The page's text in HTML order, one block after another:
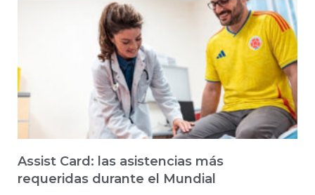
Assist Card: las asistencias más
requeridas durante el Mundial